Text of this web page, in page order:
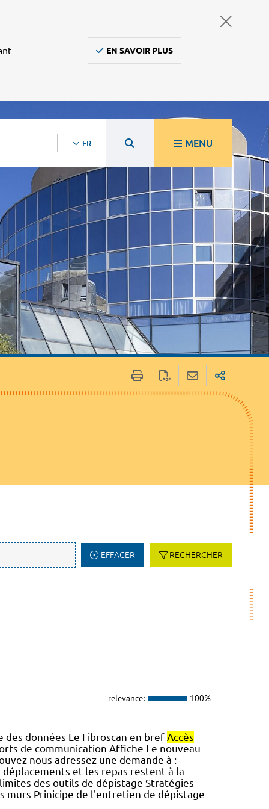
EN SAVOIR PLUS
FR MENU
EFFACER RECHERCHER
relevance: 100%
données Le Fibroscan en bref Accès
de communication Affiche Le nouveau
nous adressez une demande à :
et les repas restent à la
des outils de dépistage Stratégies
murs Prinicipe de l'entretien de dépistage